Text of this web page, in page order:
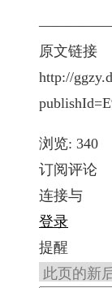
原文链接
http://
浏览: 340
订阅评论
连接与
登录
提醒